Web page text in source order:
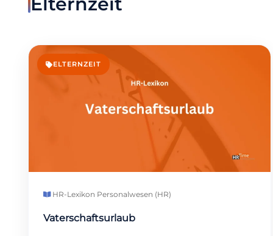
ELTERNZEIT
HR-Lexikon·Personalwesen (HR)
Vaterschaftsurlaub